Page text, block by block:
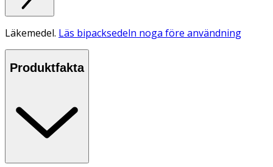
Läkemedel. Läs bipacksedeln noga före användning
Produktfakta